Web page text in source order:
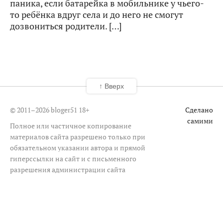
паника, если батарейка в мобильнике у чьего-
то ребёнка вдруг села и до него не смогут
дозвониться родители. […]
© 2011–2026 bloger51 18+
Полное или частичное копирование
материалов сайта разрешено только при
обязательном указании автора и прямой
гиперссылки на сайт и с письменного
разрешения администрации сайта
Сделано
самими
↑ Вверх